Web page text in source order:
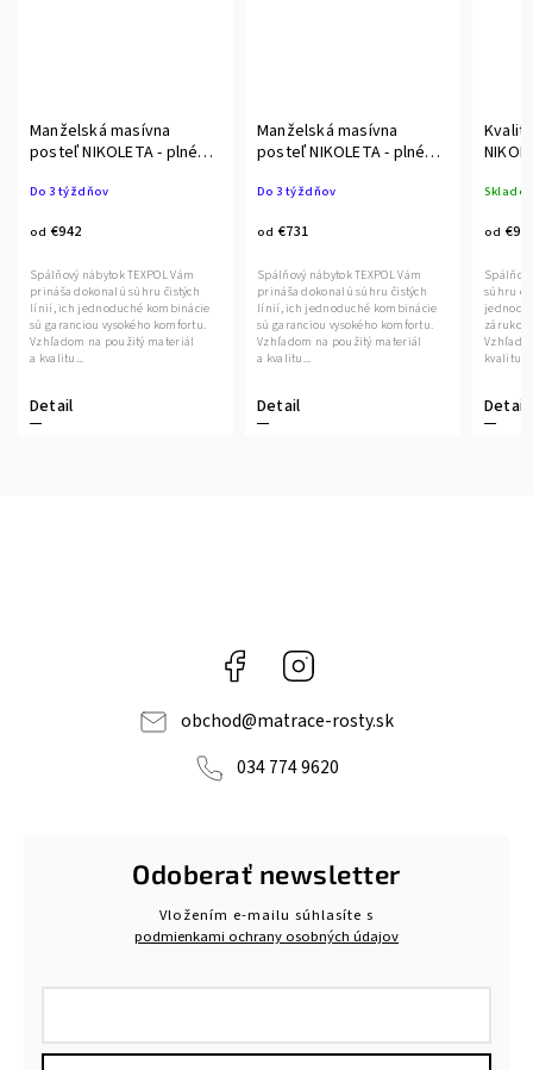
Manželská masívna
posteľ NIKOLETA - plné
Do 3 týždňov
od €942
Detail
Spálňový nábytok TEXPOL Vám
prináša dokonalú súhru čistých
línií, ich jednoduché kombinácie
sú garanciou vysokého komfortu.
Vzhľadom na použitý materiál
a kvalitu...
Manželská masívna
posteľ NIKOLETA - plné
Do 3 týždňov
od €731
Detail
Spálňový nábytok TEXPOL Vám
prináša dokonalú súhru čistých
línií, ich jednoduché kombinácie
sú garanciou vysokého komfortu.
Vzhľadom na použitý materiál
a kvalitu...
od
Detail
súhru
zárukou
kvalitu
Facebook
obchod@matrace-rosty.sk
034 774 9620
Odoberať newsletter
Vložením e-mailu súhlasíte s
podmienkami ochrany osobných údajov